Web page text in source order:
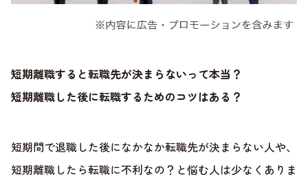
短期離職すると転職先が決まらないって本当？
短期離職した後に転職するためのコツはある？
短期間で退職した後になかなか転職先が決まらない人や、
短期離職したら転職に不利なの？と悩む人は少なくありま